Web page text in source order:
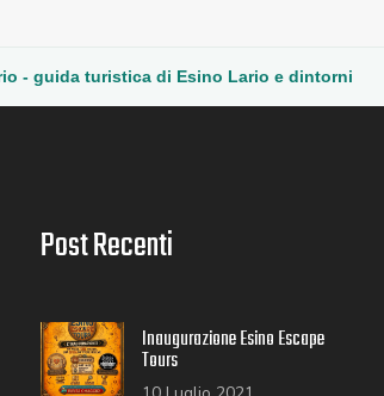
Post Recenti
Inaugurazione Esino Escape
Tours
- guida turistica di Esino Lario e dintorni